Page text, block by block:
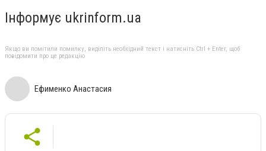
Інформує ukrinform.ua
Якщо ви помітили помилку, виділіть необхідний текст і натисніть Ctrl + Enter, щоб
повідомити про це редакцію
Ефименко Анастасия